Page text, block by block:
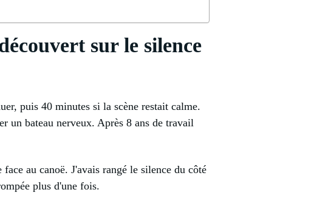
sur le silence
puis 40 minutes si la scène restait calme.
un bateau nerveux. Après 8 ans de travail
au canoë. J'avais rangé le silence du côté
plus d'une fois.